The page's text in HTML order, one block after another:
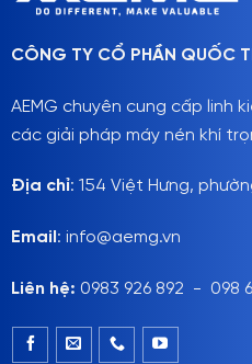
CÔNG TY CỔ PHẦN QUỐC
AEMG chuyên cung cấp linh
các giải pháp máy nén khí
Địa chỉ: 154 Việt Hưng,
Email : info@aemg.vn
Liên hệ: 0983 926 892 - 098